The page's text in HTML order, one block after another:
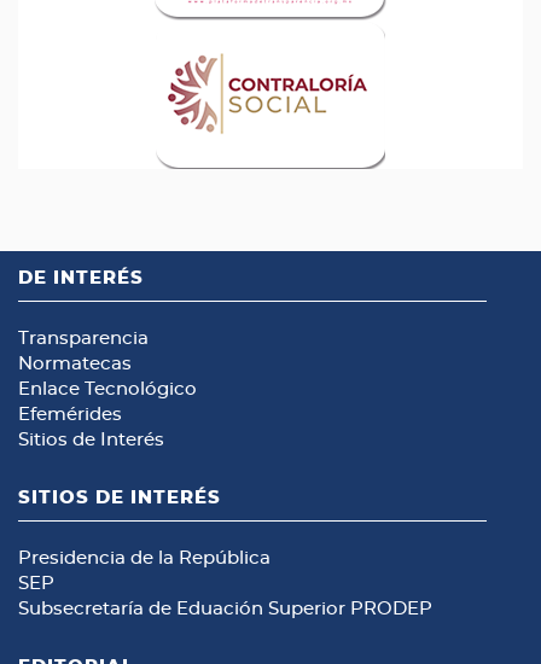
DE INTERÉS
Transparencia
Normatecas
Enlace Tecnológico
Efemérides
Sitios de Interés
SITIOS DE INTERÉS
Presidencia de la República
SEP
Subsecretaría de Eduación Superior PRODEP